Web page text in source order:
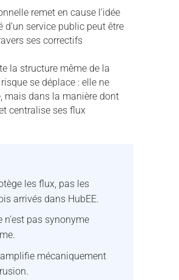
remet en cause l’idée
service public peut être
ses correctifs
la structure même de la
se déplace : elle ne
mais dans la manière dont
centralise ses flux
les flux, pas les
arrivés dans HubEE.
pas synonyme
mécaniquement